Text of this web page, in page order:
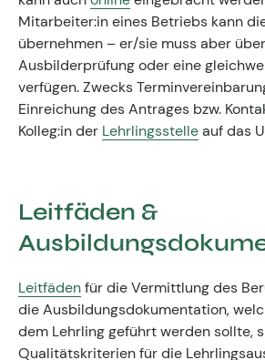
Mitarbeiter:in eines Betriebs kann
übernehmen – er/sie muss aber
Ausbilderprüfung oder eine
verfügen. Zwecks
Einreichung des Antrages bzw.
Kolleg:in der Lehrlingsstelleauf das
Leitfäden &
Leitfädenfür die Vermittlung des
die Ausbildungsdokumentation,
dem Lehrling geführt werden sollte,
Qualitätskriterien für die